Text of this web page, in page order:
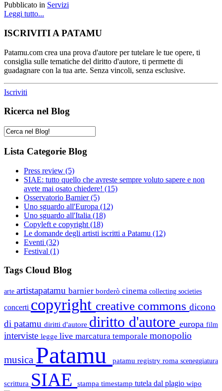
Pubblicato in Servizi
Leggi tutto...
ISCRIVITI A PATAMU
Patamu.com crea una prova d'autore per tutelare le tue opere, ti
consiglia sulle tematiche del diritto d'autore, ti permette di
guadagnare con la tua arte. Senza vincoli, senza esclusive.
Iscriviti
Ricerca nel Blog
Lista Categorie Blog
Press review (5)
SIAE: tutto quello che avreste sempre voluto sapere e non
avete mai osato chiedere! (15)
Osservatorio Barnier(5)
Uno sguardo all'Europa (12)
Uno sguardo all'Italia (18)
Copyleft e copyright (18)
Le domande degli artisti iscritti a Patamu (12)
Eventi (32)
Festival (1)
Tags Cloud Blog
arte artistapatamu barnier borderò cinema collecting societies
concerti copyright creative commons dicono
di patamu diritti d'autore diritto d'autore europa film
interviste legge live marcatura temporale monopolio
musica Patamu patamu registry roma sceneggiatura
scrittura SIAE stampa timestamp tutela dal plagio wipo